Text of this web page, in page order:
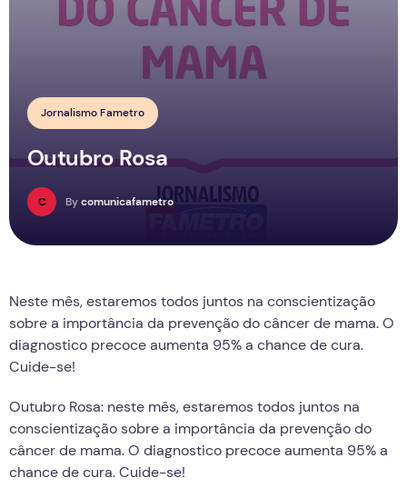
Jornalismo Fametro
Outubro Rosa
C Bycomunicafametro
Neste mês, estaremos todos juntos na conscientização
sobre a importância da prevenção do câncer de mama. O
diagnostico precoce aumenta 95% a chance de cura.
Cuide-se!
Outubro Rosa: neste mês, estaremos todos juntos na
conscientização sobre a importância da prevenção do
câncer de mama. O diagnostico precoce aumenta 95% a
chance de cura. Cuide-se!